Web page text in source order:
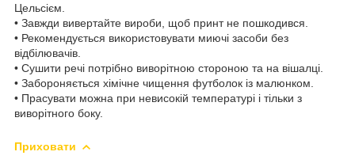
Цельсієм.
• Завжди вивертайте вироби, щоб принт не пошкодився.
• Рекомендується використовувати миючі засоби без
відбілювачів.
• Сушити речі потрібно виворітною стороною та на вішалці.
• Забороняється хімічне чищення футболок із малюнком.
• Прасувати можна при невисокій температурі і тільки з
виворітного боку.
Приховати